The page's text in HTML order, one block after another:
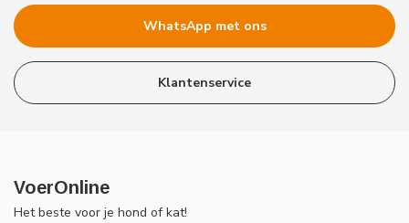
WhatsApp met ons
Klantenservice
VoerOnline
Het beste voor je hond of kat!